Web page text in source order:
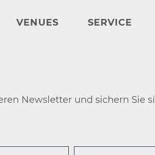
VENUES SERVICE
Newsletter und sichern Sie